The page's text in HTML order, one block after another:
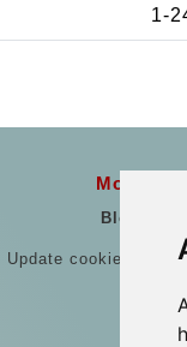
1-
More
Blog
Update cookies